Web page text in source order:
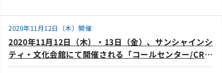
2020年11月12日（木）開催
2020年11月12日（木）・13日（金）、サンシャインシ
ティ・文化会館にて開催される「コールセンター/CRM
デモ＆コンファレンス 2020 in 東京」に出展いたしま